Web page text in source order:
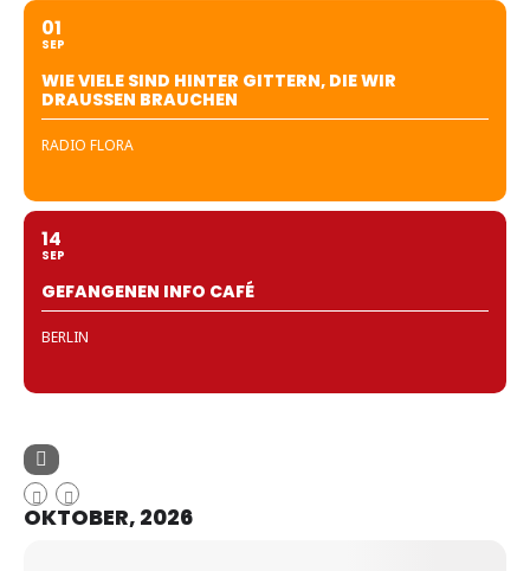
01
SEP
WIE VIELE SIND HINTER GITTERN, DIE WIR
DRAUSSEN BRAUCHEN
RADIO FLORA
14
SEP
GEFANGENEN INFO CAFÉ
BERLIN
OKTOBER, 2026